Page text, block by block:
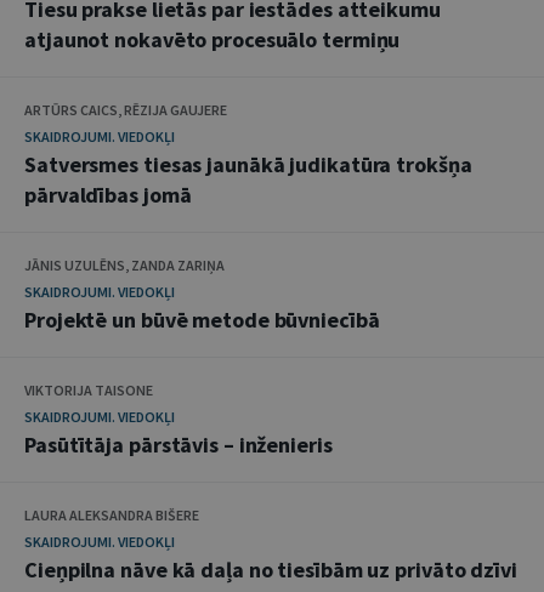
Tiesu prakse lietās par iestādes atteikumu
atjaunot nokavēto procesuālo termiņu
ARTŪRS CAICS, RĒZIJA GAUJERE
SKAIDROJUMI. VIEDOKĻI
Satversmes tiesas jaunākā judikatūra trokšņa
pārvaldības jomā
JĀNIS UZULĒNS, ZANDA ZARIŅA
SKAIDROJUMI. VIEDOKĻI
Projektē un būvē metode būvniecībā
VIKTORIJA TAISONE
SKAIDROJUMI. VIEDOKĻI
Pasūtītāja pārstāvis – inženieris
LAURA ALEKSANDRA BIŠERE
SKAIDROJUMI. VIEDOKĻI
Cieņpilna nāve kā daļa no tiesībām uz privāto dzīvi